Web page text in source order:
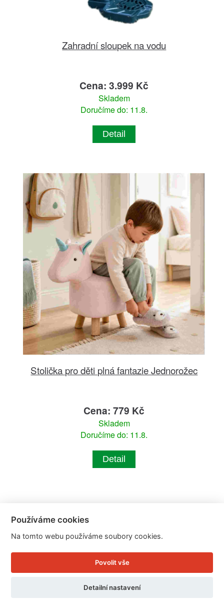
Zahradní sloupek na vodu
Cena: 3.999 Kč
Skladem
Doručíme do: 11.8.
Detail
Stolička pro děti plná fantazie Jednorožec
Cena: 779 Kč
Skladem
Doručíme do: 11.8.
Detail
Používáme cookies
Na tomto webu používáme soubory cookies.
Povolit vše
Detailní nastavení